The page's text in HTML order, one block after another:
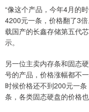
“像这个产品，今年4月的
4200元一条，价格翻了3
载国产的长鑫存储第五代
示。
另一位主卖内存条和固态
号的产品，价格涨幅都不
时候价格还不到200元一
条，各类固态硬盘的价格也